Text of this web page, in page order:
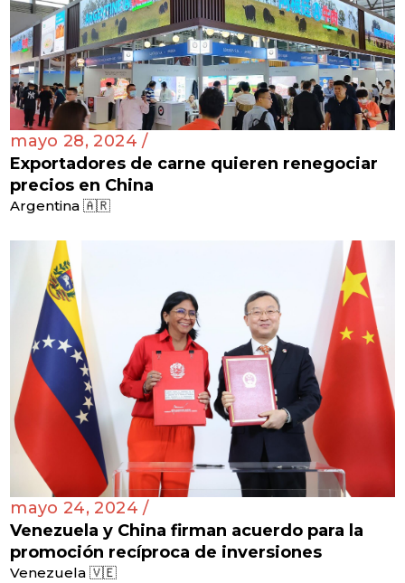
mayo 28, 2024 /
Exportadores de carne quieren renegociar
precios en China
Argentina 🇦🇷
mayo 24, 2024 /
Venezuela y China firman acuerdo para la
promoción recíproca de inversiones
Venezuela 🇻🇪